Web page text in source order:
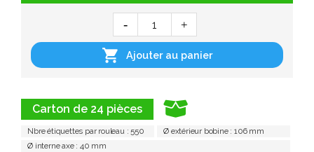
Carton de 24 pièces
Nbre étiquettes par rouleau : 550
Ø extérieur bobine : 106 mm
Ø interne axe : 40 mm
 Ajouter au panier